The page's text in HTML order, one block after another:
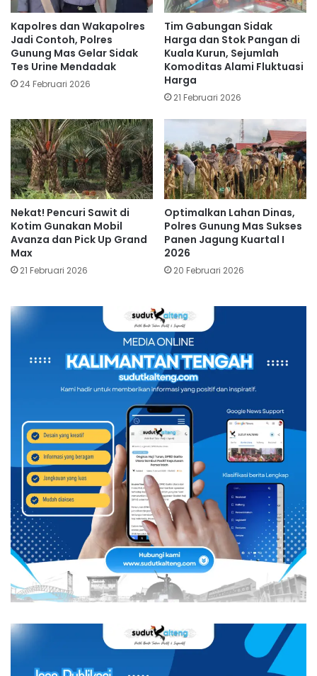
Kapolres dan Wakapolres
Jadi Contoh, Polres
Gunung Mas Gelar Sidak
Tes Urine Mendadak
24 Februari 2026
Tim Gabungan Sidak
Harga dan Stok Pangan di
Kuala Kurun, Sejumlah
Komoditas Alami Fluktuasi
Harga
21 Februari 2026
Nekat! Pencuri Sawit di
Kotim Gunakan Mobil
Avanza dan Pick Up Grand
Max
21 Februari 2026
Optimalkan Lahan Dinas,
Polres Gunung Mas Sukses
Panen Jagung Kuartal I
2026
20 Februari 2026